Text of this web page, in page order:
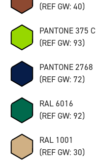
(REF GW: 40)
PANTONE 375 C
(REF GW: 93)
PANTONE 2768
(REF GW: 72)
RAL 6016
(REF GW: 92)
RAL 1001
(REF GW: 30)